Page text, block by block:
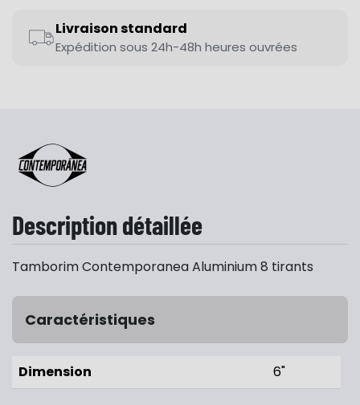
Livraison standard
Expédition sous 24h-48h heures ouvrées
Description détaillée
Tamborim Contemporanea Aluminium 8 tirants
Caractéristiques
Dimension 6"